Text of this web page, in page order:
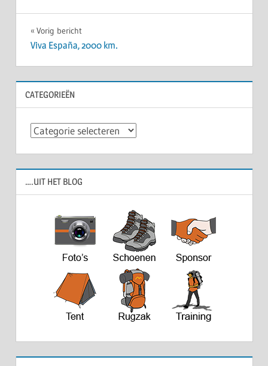
Bericht
Vorig bericht
Viva España, 2000 km.
CATEGORIEËN
Categorieën
….UIT HET BLOG